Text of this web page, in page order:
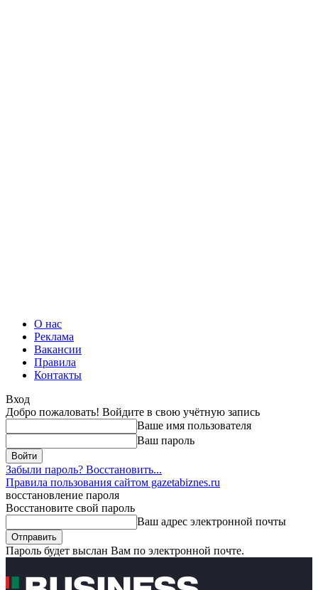
О нас
Реклама
Вакансии
Правила
Контакты
Вход
Добро пожаловать! Войдите в свою учётную запись
Ваше имя пользователя
Ваш пароль
Забыли пароль? Восстановить...
Правила пользования сайтом gazetabiznes.ru
восстановление пароля
Восстановите свой пароль
Ваш адрес электронной почты
Пароль будет выслан Вам по электронной почте.